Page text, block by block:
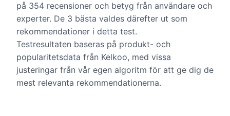
på 354 recensioner och betyg från användare och
experter. De 3 bästa valdes därefter ut som
rekommendationer i detta test.
Testresultaten baseras på produkt- och
popularitetsdata från Kelkoo, med vissa
justeringar från vår egen algoritm för att ge dig de
mest relevanta rekommendationerna.